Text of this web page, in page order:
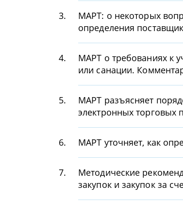
3.
МАРТ: о некоторых
определения
4.
МАРТ о требованиях к
или санации.
5.
МАРТ разъясняет
электронных торговых
6. МАРТ уточняет, как
7.
Методические
закупок и закупок за